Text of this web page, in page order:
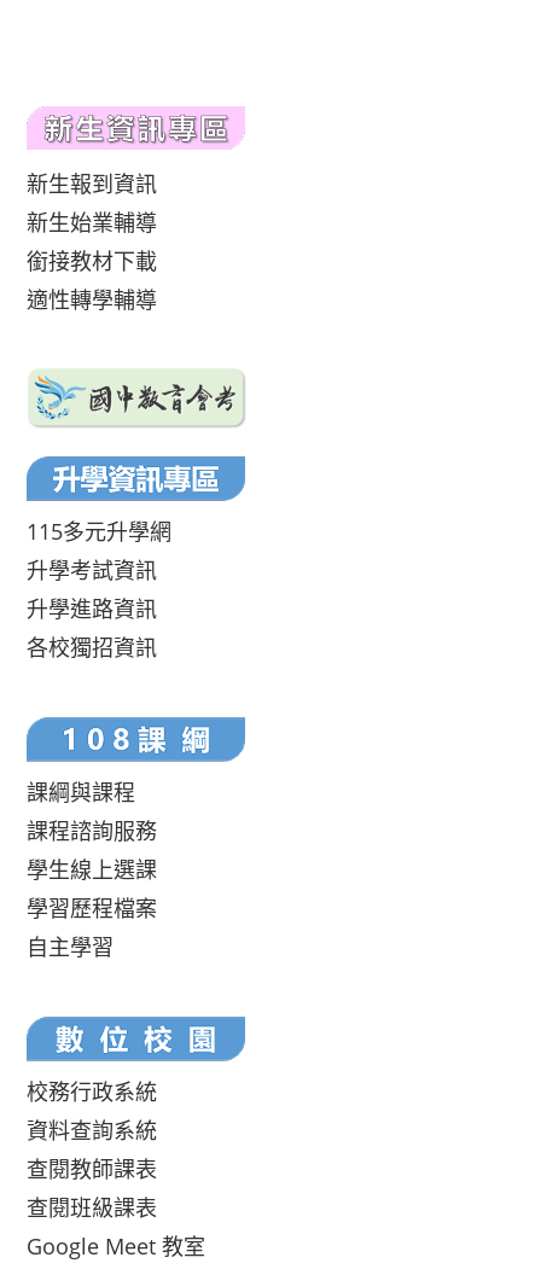
新生報到資訊
新生始業輔導
銜接教材下載
適性轉學輔導
115多元升學網
升學考試資訊
升學進路資訊
各校獨招資訊
課綱與課程
課程諮詢服務
學生線上選課
學習歷程檔案
自主學習
校務行政系統
資料查詢系統
查閱教師課表
查閱班級課表
Google Meet 教室